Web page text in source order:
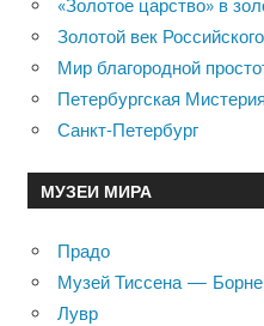
«Золотое царство» в
Золотой век
Мир благородной
Петербургская Мистерия
Санкт-Петербург
МУЗЕИ МИРА
Прадо
Музей Тиссена —
Лувр